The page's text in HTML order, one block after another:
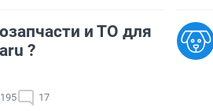
и ТО для
?
17